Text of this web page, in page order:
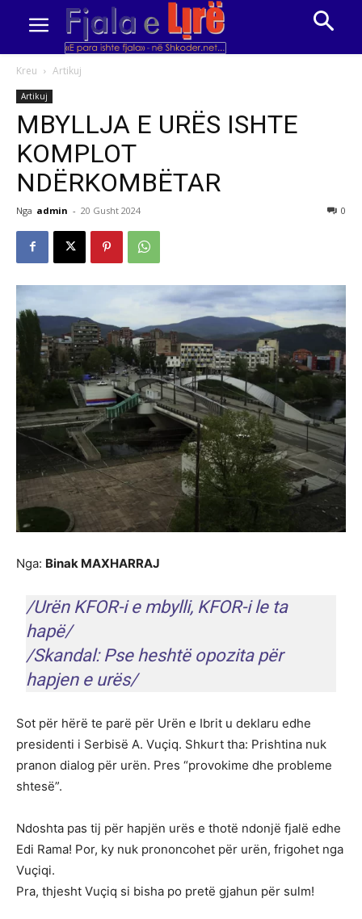
Kreu Artikuj
Artikuj
MBYLLJA E URËS ISHTE
KOMPLOT
NDËRKOMBËTAR
Nga admin - 20 Gusht 2024 0
Nga: Binak MAXHARRAJ
/Urën KFOR-i e mbylli, KFOR-i le ta
hapë/
/Skandal: Pse heshtë opozita për
hapjen e urës/
Sot për hërë te parë për Urën e Ibrit u deklaru edhe
presidenti i Serbisë A. Vuçiq. Shkurt tha: Prishtina nuk
pranon dialog për urën. Pres “provokime dhe probleme
shtesë”.
Ndoshta pas tij për hapjën urës e thotë ndonjë fjalë edhe
Edi Rama! Por, ky nuk prononcohet për urën, frigohet nga
Vuçiqi.
Pra, thjesht Vuçiq si bisha po pretë gjahun për sulm!